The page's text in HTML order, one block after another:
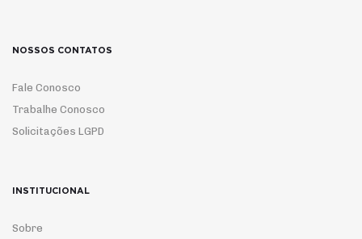
NOSSOS CONTATOS
Fale Conosco
Trabalhe Conosco
Solicitações LGPD
INSTITUCIONAL
Sobre